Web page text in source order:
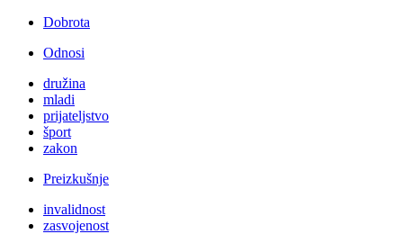
Dobrota
Odnosi
družina
mladi
prijateljstvo
šport
zakon
Preizkušnje
invalidnost
zasvojenost